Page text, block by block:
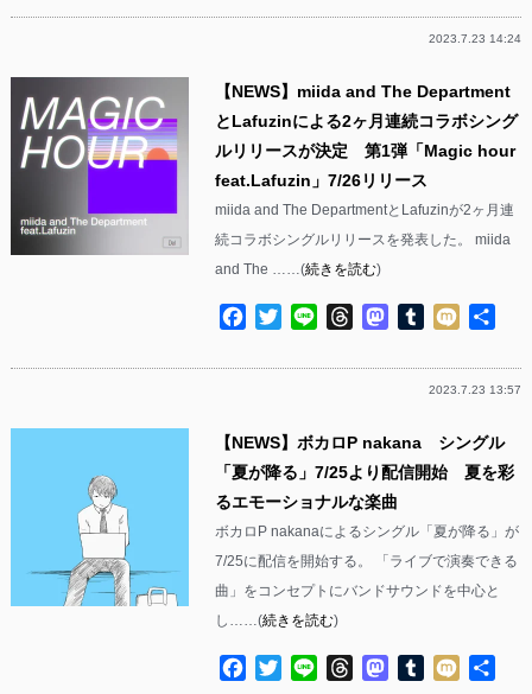
2023.7.23 14:24
【NEWS】miida and The Department
とLafuzinによる2ヶ月連続コラボシング
ルリリースが決定 第1弾「Magic hour
feat.Lafuzin」7/26リリース
miida and The DepartmentとLafuzinが2ヶ月連
続コラボシングルリリースを発表した。 miida
and The ……(続きを読む)
Facebook
TwitterLine ThreadsMastodon
Tumblr
Mixi
2023.7.23 13:57
【NEWS】ボカロP nakana シングル
「夏が降る」7/25より配信開始 夏を彩
るエモーショナルな楽曲
ボカロP nakanaによるシングル「夏が降る」が
7/25に配信を開始する。 「ライブで演奏できる
曲」をコンセプトにバンドサウンドを中心と
し……(続きを読む)
Facebook
TwitterLine ThreadsMastodon
Tumblr
Mixi